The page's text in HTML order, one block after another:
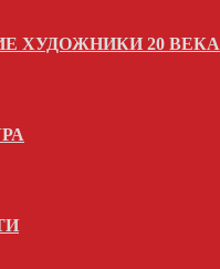
ХУДОЖНИКИ 20 ВЕКА